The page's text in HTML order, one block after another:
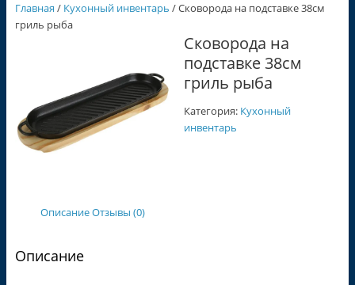
Главная / Кухонный инвентарь / Сковорода на подставке 38см
гриль рыба
Сковорода на
подставке 38см
гриль рыба
Категория: Кухонный
инвентарь
ОписаниеОтзывы (0)
Описание